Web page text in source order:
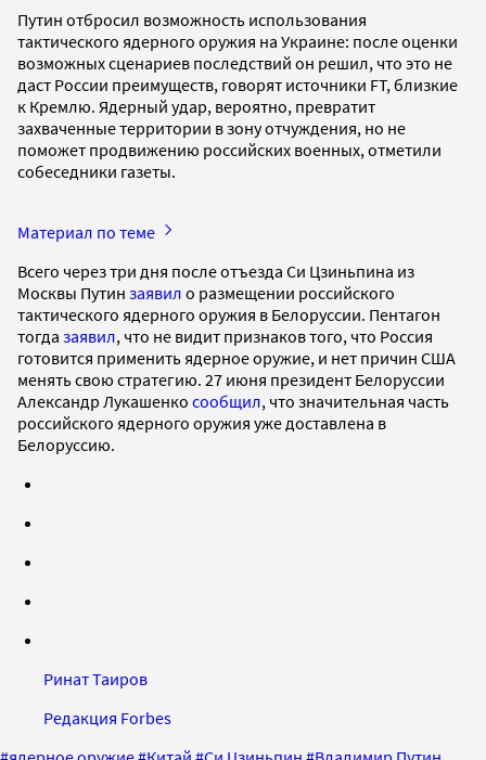
Путин отбросил возможность использования
тактического ядерного оружия на Украине: после оценки
возможных сценариев последствий он решил, что это не
даст России преимуществ, говорят источники FT, близкие
к Кремлю. Ядерный удар, вероятно, превратит
захваченные территории в зону отчуждения, но не
поможет продвижению российских военных, отметили
собеседники газеты.
Материал по теме
Всего через три дня после отъезда Си Цзиньпина из
Москвы Путин заявил о размещении российского
тактического ядерного оружия в Белоруссии. Пентагон
тогда заявил, что не видит признаков того, что Россия
готовится применить ядерное оружие, и нет причин США
менять свою стратегию. 27 июня президент Белоруссии
Александр Лукашенко сообщил, что значительная часть
российского ядерного оружия уже доставлена в
Белоруссию.
Ринат Таиров
Редакция Forbes